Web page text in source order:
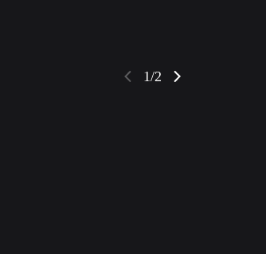
1/2